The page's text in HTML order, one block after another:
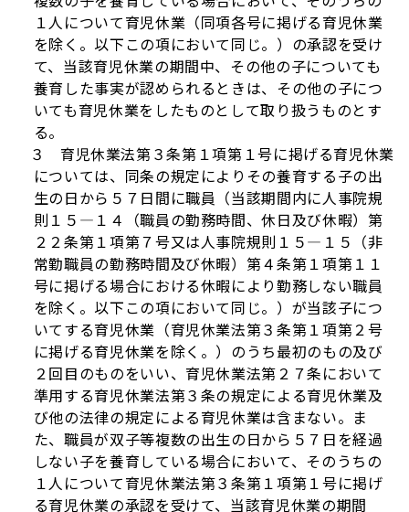
１人について育児休業（同項各号に掲げる育児休業
を除く。以下この項において同じ。）の承認を受け
て、当該育児休業の期間中、その他の子についても
養育した事実が認められるときは、その他の子につ
いても育児休業をしたものとして取り扱うものとす
る。
３ 育児休業法第３条第１項第１号に掲げる育児休業
については、同条の規定によりその養育する子の出
生の日から５７日間に職員（当該期間内に人事院規
則１５―１４（職員の勤務時間、休日及び休暇）第
２２条第１項第７号又は人事院規則１５―１５（非
常勤職員の勤務時間及び休暇）第４条第１項第１１
号に掲げる場合における休暇により勤務しない職員
を除く。以下この項において同じ。）が当該子につ
いてする育児休業（育児休業法第３条第１項第２号
に掲げる育児休業を除く。）のうち最初のもの及び
２回目のものをいい、育児休業法第２７条において
準用する育児休業法第３条の規定による育児休業及
び他の法律の規定による育児休業は含まない。ま
た、職員が双子等複数の出生の日から５７日を経過
しない子を養育している場合において、そのうちの
１人について育児休業法第３条第１項第１号に掲げ
る育児休業の承認を受けて、当該育児休業の期間